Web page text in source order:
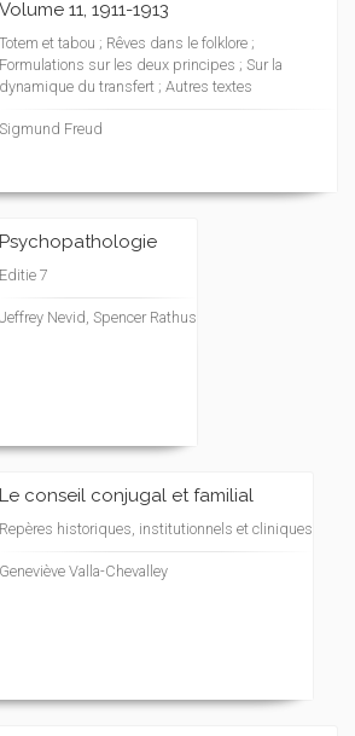
Volume 11, 1911-1913
Totem et tabou ; Rêves dans le folklore ;
Formulations sur les deux principes ; Sur la
dynamique du transfert ; Autres textes
Sigmund Freud
Psychopathologie
Editie 7
Jeffrey Nevid, Spencer Rathus
Le conseil conjugal et familial
Repères historiques, institutionnels et cliniques
Geneviève Valla-Chevalley